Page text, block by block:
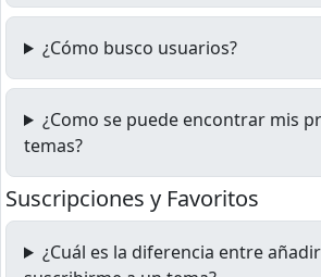
¿Cómo busco usuarios?
¿Como se puede encontrar mis
temas?
Suscripciones y Favoritos
¿Cuál es la diferencia entre